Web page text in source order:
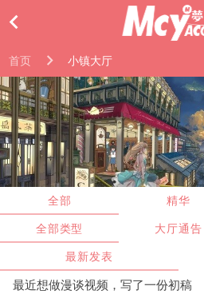

首页 小镇大厅
全部 精华
全部类型
大厅通告
最新发表
最近想做漫谈视频，写了一份初稿